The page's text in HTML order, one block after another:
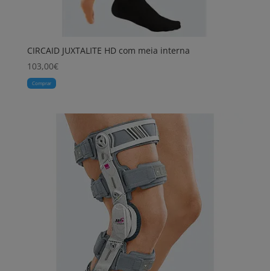
CIRCAID JUXTALITE HD com meia interna
103,00€
Comprar